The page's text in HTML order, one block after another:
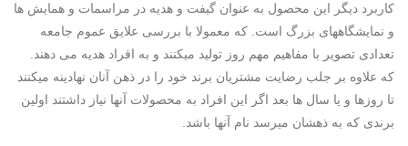
کاربرد دیگر این محصول به عنوان گیفت و هدیه در مراسمات و همایش ها
و نمایشگاههای بزرگ است. که معمولا با بررسی علایق عموم جامعه
تعدادی تصویر با مفاهیم مهم روز تولید میکنند و به افراد هدیه می دهند.
که علاوه بر جلب رضایت مشتریان برند خود را در ذهن آنان نهادینه میکنند
تا روزها و یا سال ها بعد اگر این افراد به محصولات آنها نیاز داشتند اولین
برندی که به ذهشان میرسد نام آنها باشد.